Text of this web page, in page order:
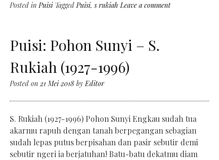
Posted inPuisi TaggedPuisi,s rukiah Leave a comment
Puisi: Pohon Sunyi – S.
Rukiah (1927-1996)
Posted on 21 Mei 2018 byEditor
S. Rukiah (1927-1996) Pohon Sunyi Engkau sudah tua
akarmu rapuh dengan tanah berpegangan sebagian
sudah lepas putus berpisahan dan pasir sebutir demi
sebutir ngeri ia berjatuhan! Batu-batu dekatmu diam